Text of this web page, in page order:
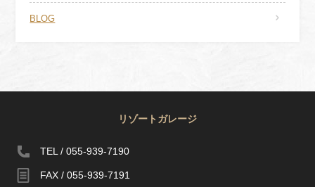
BLOG
リゾートガレージ
TEL / 055-939-7190
FAX / 055-939-7191